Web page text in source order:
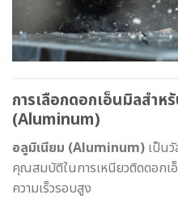
การเลือกดอกเอ็นมิลสำห
(Aluminum)
อลูมิเนียม (Aluminum) เป็น
คุณสมบัติในการเหนียวติดดอกเอ็
ความเร็วรอบสูง